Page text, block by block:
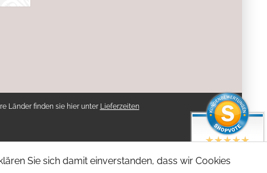
Länder finden sie hier unter Lieferzeiten
Sie sich damit einverstanden, dass wir Cookies
4.94 / 5